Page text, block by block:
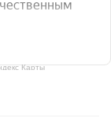
Карты